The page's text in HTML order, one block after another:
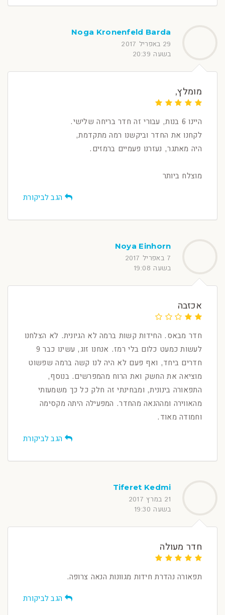
Noga Kronenfeld Barda
29 באפריל 2017
בשעה 20:39
מומלץ,
היינו 6 בנות, עבורי זה חדר בריחה שלישי.
לקחנו את החדר וביקשנו רמה מתקדמת,
היה מאתגר, נעזרנו פעמיים ברמזים.
מוצלח ביותר
הגב לביקורת
Noya Einhorn
7 באפריל 2017
בשעה 19:08
אכזבה
חדר מבאס. החידות קשות ברמה לא הגיונית. לא הצלחנו
לעשות כמעט כלום בלי רמז. אנחנו זוג, עשינו כבר 9
חדרים ביחד, ואף פעם לא היה לנו קשה ברמה שפשוט
מוציאה את החשק ואת הרוח מהמפרשים. בנוסף,
התפאורה בינונית, ומבחינתי זה חלק כל כך משמעותי
מהאווירה ומההנאה מהחדר. המפעילה היתה מקסימה
וחמודה מאוד.
הגב לביקורת
Tiferet Kedmi
21 במרץ 2017
בשעה 19:30
חדר מעולה
תפאורה נהדרת חידות מגוונות הנאה צרופה.
הגב לביקורת